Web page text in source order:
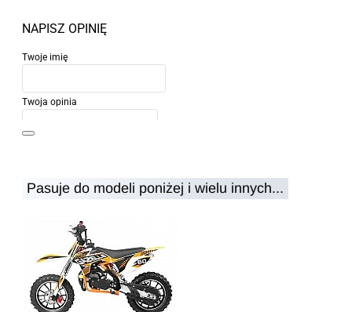
NAPISZ OPINIĘ
Twoje imię
Twoja opinia
Ocena
Zły Dobry
Pasuje do modeli poniżej i wielu innych...